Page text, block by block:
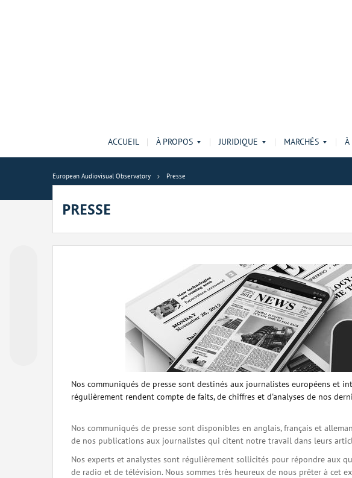
ACCUEIL À PROPOS JURIDIQUE MARCHÉS À
European Audiovisual Observatory Presse
PRESSE
Nos communiqués de presse sont destinés aux journalistes européens et
régulièrement rendent compte de faits, de chiffres et d'analyses de nos
Nos communiqués de presse sont disponibles en anglais, français et
de nos publications aux journalistes qui citent notre travail dans leurs
Nos experts et analystes sont régulièrement sollicités pour répondre aux
de radio et de télévision. Nous sommes très heureux de nous prêter à cet